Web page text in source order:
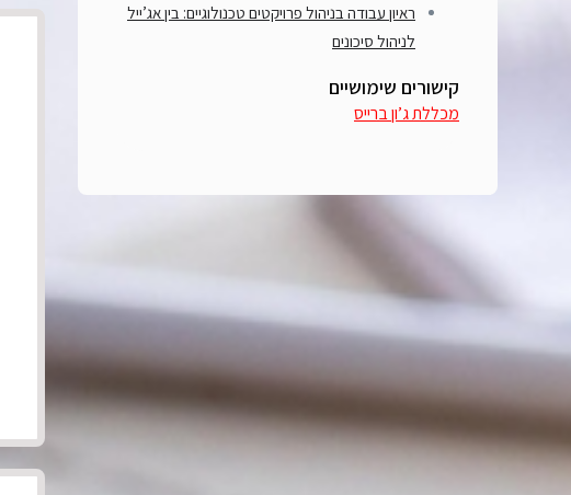
ראיון עבודה בניהול פרויקטים טכנולוגיים: בין אג’ייל
לניהול סיכונים
קישורים שימושיים
מכללת ג’ון ברייס